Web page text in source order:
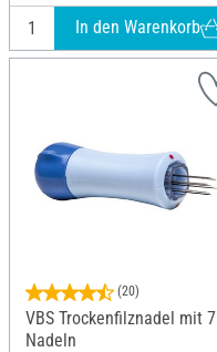
In den Warenkorb
(20)
VBS Trockenfilznadel mit 7
Nadeln